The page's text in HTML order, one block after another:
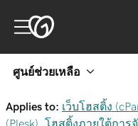
ศูนย์ช่วยเหลือ
Applies to: เว็บโฮสติ้ง
(Plesk)
โฮสติ้งภายใต้การ